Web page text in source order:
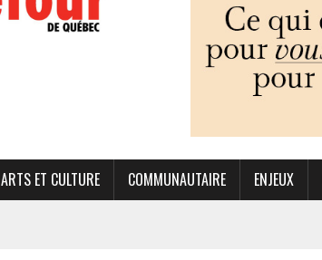
ARTS ET CULTURE COMMUNAUTAIRE ENJEUX